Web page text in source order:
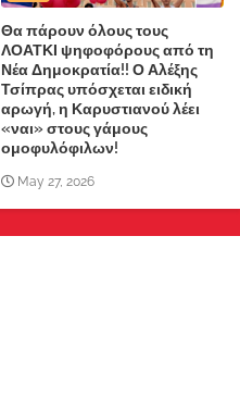
Θα πάρουν όλους τους
ΛΟΑΤΚΙ ψηφοφόρους από τη
Νέα Δημοκρατία!! Ο Αλέξης
Τσίπρας υπόσχεται ειδική
αρωγή, η Καρυστιανού λέει
«ναι» στους γάμους
ομοφυλόφιλων!
May 27, 2026